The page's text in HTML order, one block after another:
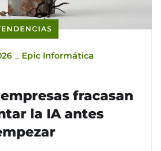
Epic Informática
fracasan
la IA antes